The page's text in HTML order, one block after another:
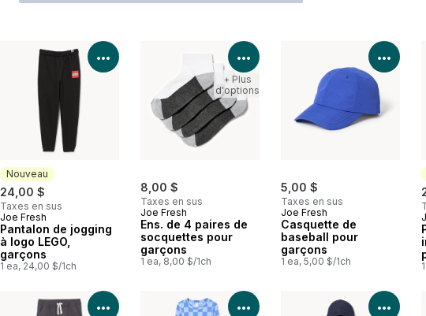
Nouveau
24,00 $
Taxes en sus
Nouveau
Joe Fresh
Pantalon de jogging
à logo LEGO,
garçons
1 ea, 24,00 $/1ch
Voir les détails du produit
8,00 $
Taxes en sus
Joe Fresh
Ens. de 4 paires de
socquettes pour
garçons
1 ea, 8,00 $/1ch
Voir les détails du produit
+ Plus
d'options
5,00 $
Taxes en sus
Joe Fresh
Casquette de
baseball pour
garçons
1 ea, 5,00 $/1ch
Voir
Voir les détails du produitVoir les détails du produitVoir